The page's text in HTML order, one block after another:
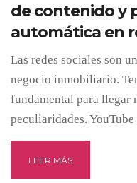
de contenido y
automática en
Las redes sociales son
negocio inmobiliario.
fundamental para llegar
peculiaridades.
LEER MÁS